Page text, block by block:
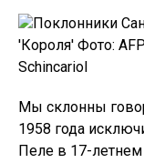
Поклонники
'Короля' Фото:
Schincariol
Мы склонны
1958 года
Пеле в 17-